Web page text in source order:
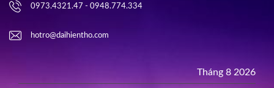
0973.4321.47 - 0948.774.334
hotro@daihientho.com
Tháng 8 2026